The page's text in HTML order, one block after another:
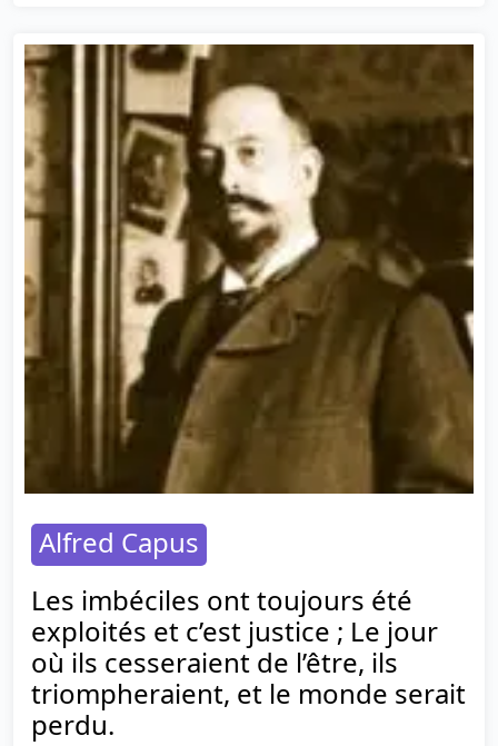
Alfred Capus
Les imbéciles ont toujours été
exploités et c’est justice ; Le jour
où ils cesseraient de l’être, ils
triompheraient, et le monde serait
perdu.